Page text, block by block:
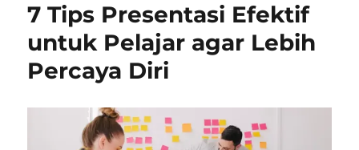
7 Tips Presentasi Efektif
untuk Pelajar agar Lebih
Percaya Diri